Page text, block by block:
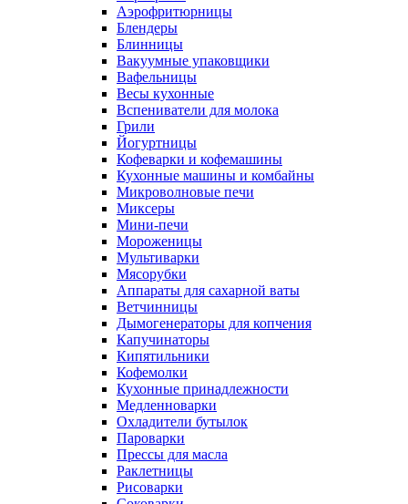
Аэрофритюрницы
Блендеры
Блинницы
Вакуумные упаковщики
Вафельницы
Весы кухонные
Вспениватели для молока
Грили
Йогуртницы
Кофеварки и кофемашины
Кухонные машины и комбайны
Микроволновые печи
Миксеры
Мини-печи
Мороженицы
Мультиварки
Мясорубки
Аппараты для сахарной ваты
Ветчинницы
Дымогенераторы для копчения
Капучинаторы
Кипятильники
Кофемолки
Кухонные принадлежности
Медленноварки
Охладители бутылок
Пароварки
Прессы для масла
Раклетницы
Рисоварки